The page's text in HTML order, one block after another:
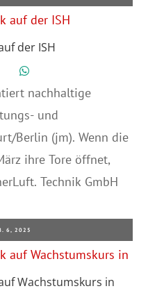
der ISH
nachhaltige
und
Berlin (jm). Wenn die
ihre Tore öffnet,
Technik GmbH
6, 2025
Wachstumskurs in